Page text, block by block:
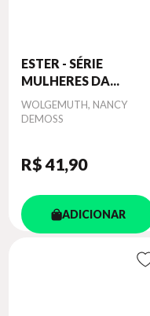
ESTER - SÉRIE
MULHERES DA...
Autor
WOLGEMUTH, NANCY
DEMOSS
R$ 41,90
ADICIONAR